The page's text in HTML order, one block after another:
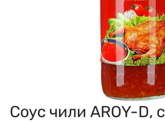
Соус чили AROY-D,